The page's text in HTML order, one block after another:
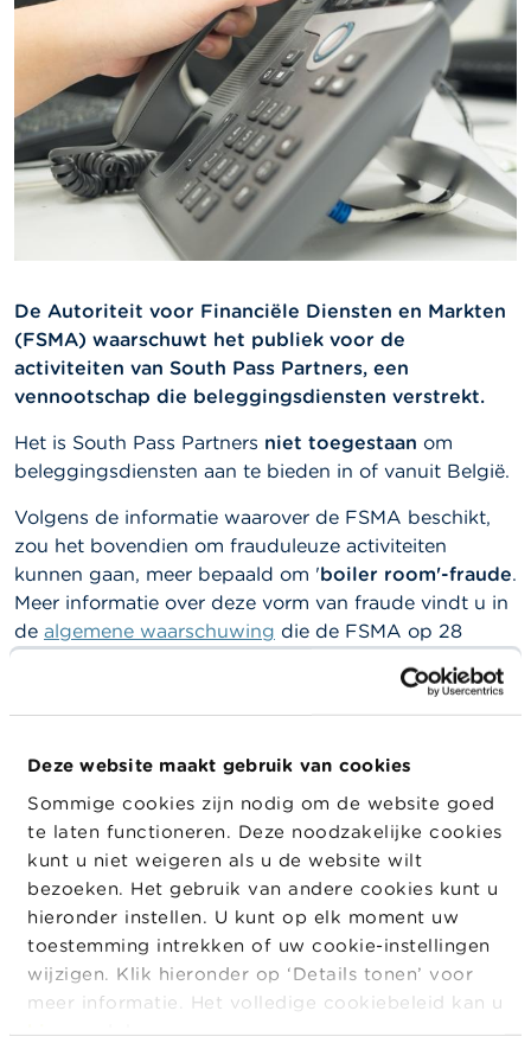
Deze website maakt gebruik van cookies
Sommige cookies zijn nodig om de website goed
te laten functioneren. Deze noodzakelijke cookies
kunt u niet weigeren als u de website wilt
bezoeken. Het gebruik van andere cookies kunt u
hieronder instellen. U kunt op elk moment uw
toestemming intrekken of uw cookie-instellingen
wijzigen. Klik hieronder op ‘Details tonen’ voor
meer informatie. Het volledige cookiebeleid kan u
hierraadplegen.
n
O
v
e
r
d
e
N
i
e
w
&
a
a
r
s
c
h
u
n
e
n
J
o
b
C
o
n
a
De Autoriteit voor Financiële Diensten en Markten
(FSMA) waarschuwt het publiek voor de
activiteiten van South Pass Partners, een
vennootschap die beleggingsdiensten verstrekt.
Het is South Pass Partners niet toegestaan om
beleggingsdiensten aan te bieden in of vanuit België.
Volgens de informatie waarover de FSMA beschikt,
zou het bovendien om frauduleuze activiteiten
kunnen gaan, meer bepaald om 'boiler room'-fraude.
Meer informatie over deze vorm van fraude vindt u in
de algemene waarschuwing die de FSMA op 28
South Pass Partners enom geld te storten
rekeningnummer dat deze vennootschap opgeeft.
South Pass Partners maakt gebruik van de website
www.southpasspartners.comen van de volgende
contactgegevens:
Adressen:Higashi Yaesu Building 2-9-1 Hatchobori
Tokio, Japan; 4391-407 Jaffe Road, Wan Chai, Hong
Kong; No.367, Fuxing North Rd, Taipei, Taiwan